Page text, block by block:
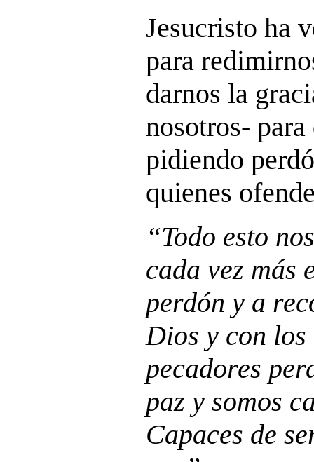
Jesucristo ha
para
darnos la
nosotros-
pidiendo
quienes
“Todo esto
cada vez más
perdón y a
Dios y con los
pecadores
paz y somos
Capaces de